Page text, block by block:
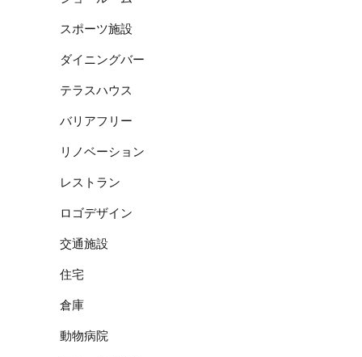
スポーツ施設
ダイニングバー
テラスハウス
バリアフリー
リノベーション
レストラン
ロゴデザイン
交通施設
住宅
倉庫
動物病院